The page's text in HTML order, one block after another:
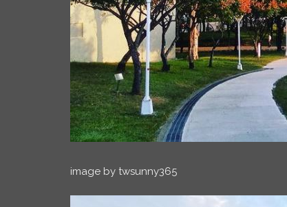
image by twsunny365